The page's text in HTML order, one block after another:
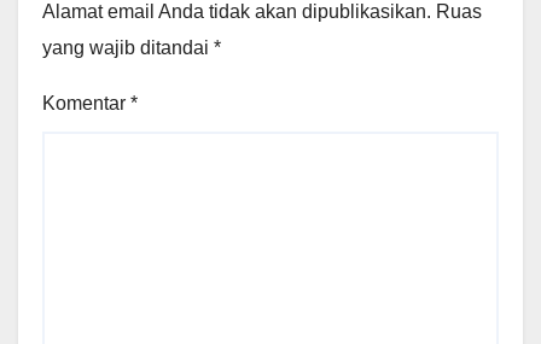
Alamat email Anda tidak akan dipublikasikan. Ruas
yang wajib ditandai *
Komentar *